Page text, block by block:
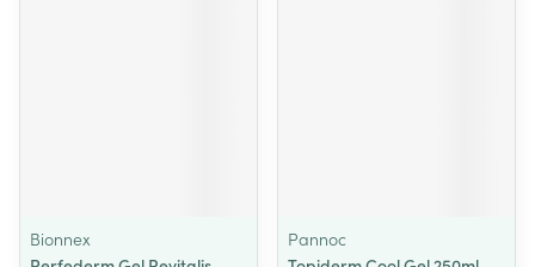
Bionnex
Pannoc